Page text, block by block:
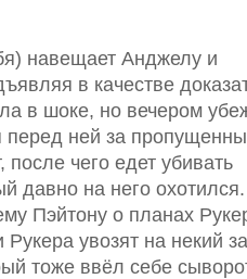
навещает Анджелу и
в качестве
в шоке, но вечером
перед ней за
чего едет убивать
давно на него охотился.
Пэйтону о планах
увозят на некий
тоже ввёл себе